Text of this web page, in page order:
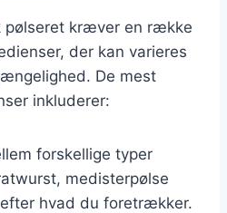
pølseret kræver en række
der kan varieres
De mest
inkluderer:
forskellige typer
medisterpølse
hvad du foretrækker.